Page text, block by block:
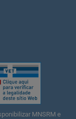
MNSRM e